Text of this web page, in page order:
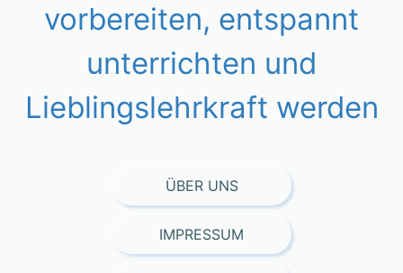
vorbereiten, entspannt
unterrichten und
Lieblingslehrkraft werden
ÜBER UNS
IMPRESSUM